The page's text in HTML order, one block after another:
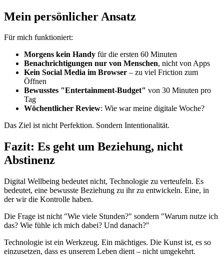
Mein persönlicher Ansatz
Für mich funktioniert:
Morgens kein Handy für die ersten 60 Minuten
Benachrichtigungen nur von Menschen, nicht von Apps
Kein Social Media im Browser – zu viel Friction zum
Öffnen
Bewusstes "Entertainment-Budget" von 30 Minuten pro
Tag
Wöchentlicher Review: Wie war meine digitale Woche?
Das Ziel ist nicht Perfektion. Sondern Intentionalität.
Fazit: Es geht um Beziehung, nicht
Abstinenz
Digital Wellbeing bedeutet nicht, Technologie zu verteufeln. Es
bedeutet, eine bewusste Beziehung zu ihr zu entwickeln. Eine, in
der wir die Kontrolle haben.
Die Frage ist nicht "Wie viele Stunden?" sondern "Warum nutze ich
das? Wie fühle ich mich dabei? Und danach?"
Technologie ist ein Werkzeug. Ein mächtiges. Die Kunst ist, es so
einzusetzen, dass es unserem Leben dient – nicht umgekehrt.